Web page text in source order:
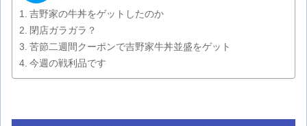
吉野家の牛丼をゲットしたのか
閉店ガラガラ？
苦節二週間クーポンで吉野家牛丼並盛をゲット
今週の戦利品です